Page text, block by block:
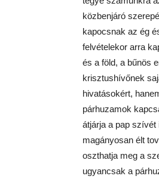
közbenjáró
kapocsnak az ég
felvételekor arra
és a föld, a bűnös
krisztushívőnek
hivatásokért,
párhuzamok
átjárja a pap szívét
magányosan élt
oszthatja meg a
ugyancsak a